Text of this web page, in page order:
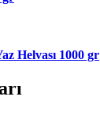
Helvası 1000 gr